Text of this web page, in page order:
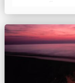
совершившееся
Иисуса Христа.
события также